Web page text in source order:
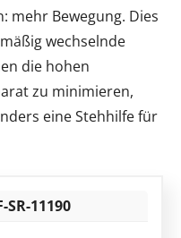
mehr Bewegung. Dies
wechselnde
die hohen
zu minimieren,
eine Stehhilfe für
11190